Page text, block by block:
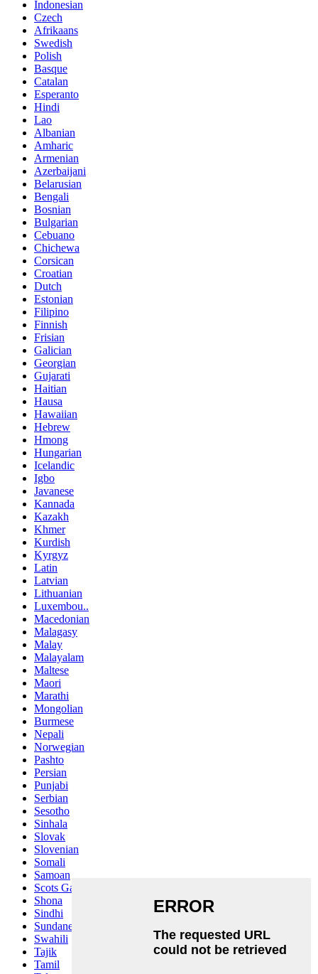
Indonesian
Czech
Afrikaans
Swedish
Polish
Basque
Catalan
Esperanto
Hindi
Lao
Albanian
Amharic
Armenian
Azerbaijani
Belarusian
Bengali
Bosnian
Bulgarian
Cebuano
Chichewa
Corsican
Croatian
Dutch
Estonian
Filipino
Finnish
Frisian
Galician
Georgian
Gujarati
Haitian
Hausa
Hawaiian
Hebrew
Hmong
Hungarian
Icelandic
Igbo
Javanese
Kannada
Kazakh
Khmer
Kurdish
Kyrgyz
Latin
Latvian
Lithuanian
Luxembou..
Macedonian
Malagasy
Malay
Malayalam
Maltese
Maori
Marathi
Mongolian
Burmese
Nepali
Norwegian
Pashto
Persian
Punjabi
Serbian
Sesotho
Sinhala
Slovak
Slovenian
Somali
Samoan
Scots Gaelic
Shona
Sindhi
Sundanese
Swahili
Tajik
Tamil